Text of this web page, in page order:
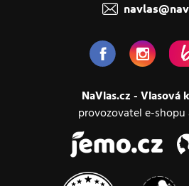
NaVlas.cz - Vlasová
provozovatel e-shopu